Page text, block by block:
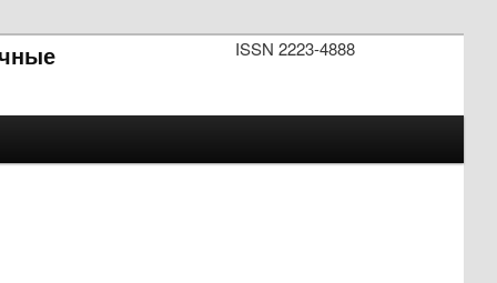
ISSN 2223-4888